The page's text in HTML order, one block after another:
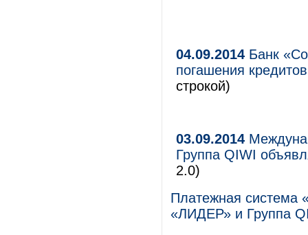
04.09.2014 Банк
погашения
строкой)
03.09.2014
Группа QIWI
2.0)
Платежная система
«ЛИДЕР» и Группа